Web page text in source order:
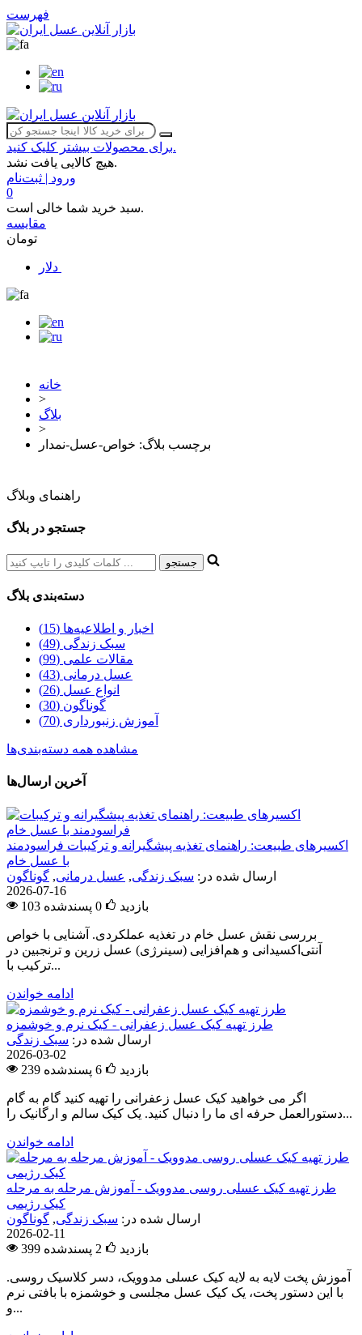
فهرست
برای محصولات بیشتر کلیک کنید.
هیچ کالایی یافت نشد.
ورود | ثبت‌نام
0
سبد خرید شما خالی است.
مقایسه
خانه
>
بلاگ
>
برچسب بلاگ: خواص-عسل-نمدار
راهنمای وبلاگ
جستجو در بلاگ
دسته‌بندی بلاگ
اخبار و اطلاعیه‌ها (15)
سبک زندگی (49)
مقالات علمی (99)
عسل درمانی (43)
انواع عسل (26)
گوناگون (30)
آموزش زنبورداری (70)
مشاهده همه دسته‌بندی‌ها
آخرین ارسال‌ها
اکسیرهای طبیعت: راهنمای تغذیه پیشگیرانه و ترکیبات فراسودمند
با عسل خام
ارسال شده در: سبک زندگی, عسل درمانی, گوناگون
2026-07-16
103 بازدید
0 پسندشده
بررسی نقش عسل خام در تغذیه عملکردی. آشنایی با خواص
آنتی‌اکسیدانی و هم‌افزایی (سینرژی) عسل زرین و ترنجبین در
ترکیب با...
ادامه خواندن
طرز تهیه کیک عسل زعفرانی - کیک نرم و خوشمزه
ارسال شده در: سبک زندگی
2026-03-02
239 بازدید
6 پسندشده
اگر می خواهید کیک عسل زعفرانی را تهیه کنید گام به گام
دستورالعمل حرفه ای ما را دنبال کنید. یک کیک سالم و ارگانیک را...
ادامه خواندن
طرز تهیه کیک عسلی روسی مدوویک - آموزش مرحله به مرحله
کیک رژیمی
ارسال شده در: سبک زندگی, گوناگون
2026-02-11
399 بازدید
2 پسندشده
آموزش پخت لایه به لایه کیک عسلی مدوویک، دسر کلاسیک روسی.
با این دستور پخت، یک کیک عسل مجلسی و خوشمزه با بافتی نرم
و...